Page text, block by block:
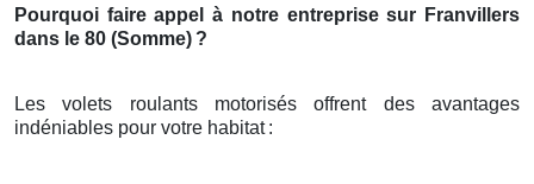
Pourquoi faire appel à notre entreprise sur Franvillers
dans le 80 (Somme) ?
Les volets roulants motorisés offrent des avantages
indéniables pour votre habitat :